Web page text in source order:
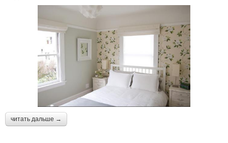
читать дальше →